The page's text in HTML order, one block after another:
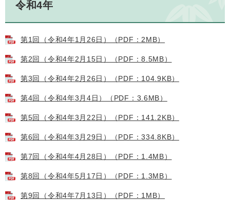
令和4年
第1回（令和4年1月26日）（PDF：2MB）
第2回（令和4年2月15日）（PDF：8.5MB）
第3回（令和4年2月26日）（PDF：104.9KB）
第4回（令和4年3月4日）（PDF：3.6MB）
第5回（令和4年3月22日）（PDF：141.2KB）
第6回（令和4年3月29日）（PDF：334.8KB）
第7回（令和4年4月28日）（PDF：1.4MB）
第8回（令和4年5月17日）（PDF：1.3MB）
第9回（令和4年7月13日）（PDF：1MB）